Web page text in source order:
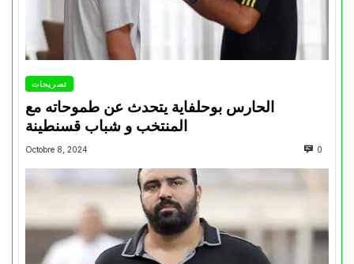
تصريحات
الحارس بوحلفاية يتحدث عن طموحاته مع
المنتخب و شباب قسنطينة
Octobre 8, 2024 0